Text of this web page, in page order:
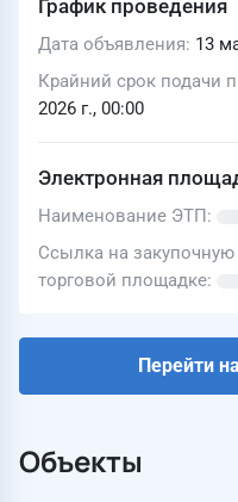
График проведения
Дата объявления 13
Крайний срок подачи
2026 г., 00:00
Электронная
Наименование ЭТП
Ссылка на
торговой площадке
Перейти
Объекты